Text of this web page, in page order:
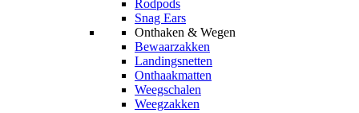
Rodpods
Snag Ears
Onthaken & Wegen
Bewaarzakken
Landingsnetten
Onthaakmatten
Weegschalen
Weegzakken